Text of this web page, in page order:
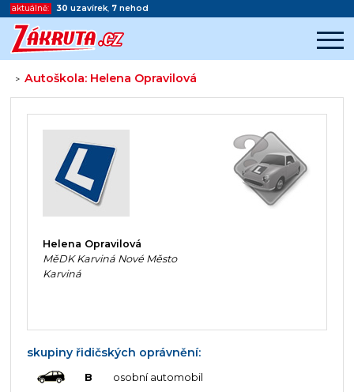
aktuálně: 30 uzavírek, 7 nehod
>Autoškola: Helena Opravilová
Začátek reklamy
Konec reklamy
Helena Opravilová
MěDK Karviná Nové Město
Karviná
skupiny řidičských oprávnění:
B osobní automobil